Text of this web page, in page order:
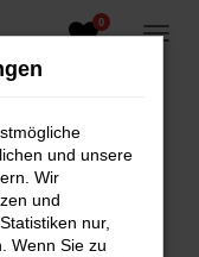
0
und unsere
Wir
und
nur,
Wenn Sie zu